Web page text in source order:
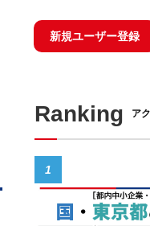
新規ユーザー登録
Ranking ア
1